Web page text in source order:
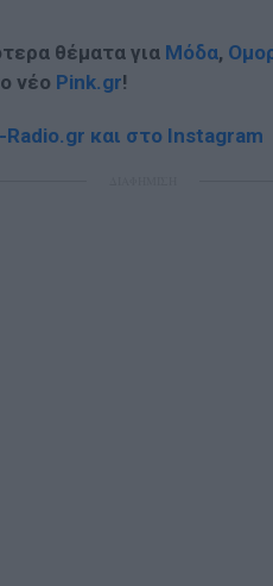
θέματα για Μόδα,
νέο Pink.gr!
και στο Instagram